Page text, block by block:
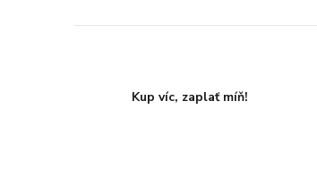
Kup víc, zaplať míň!